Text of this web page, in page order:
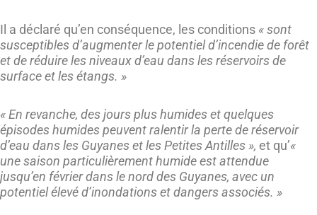
Il a déclaré qu’en conséquence, les conditions « sont
susceptibles d’augmenter le potentiel d’incendie de forêt
et de réduire les niveaux d’eau dans les réservoirs de
surface et les étangs. »
« En revanche, des jours plus humides et quelques
épisodes humides peuvent ralentir la perte de réservoir
d’eau dans les Guyanes et les Petites Antilles », et qu’«
une saison particulièrement humide est attendue
jusqu’en février dans le nord des Guyanes, avec un
potentiel élevé d’inondations et dangers associés. »